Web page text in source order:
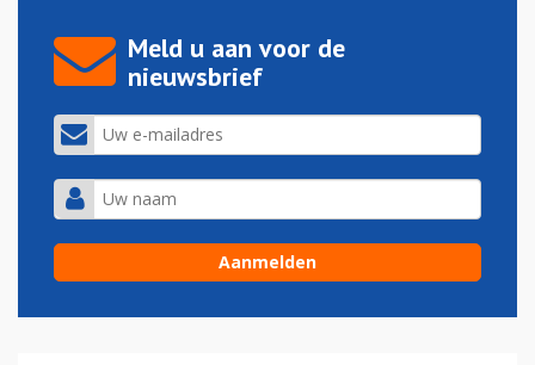
Meld u aan voor de
nieuwsbrief